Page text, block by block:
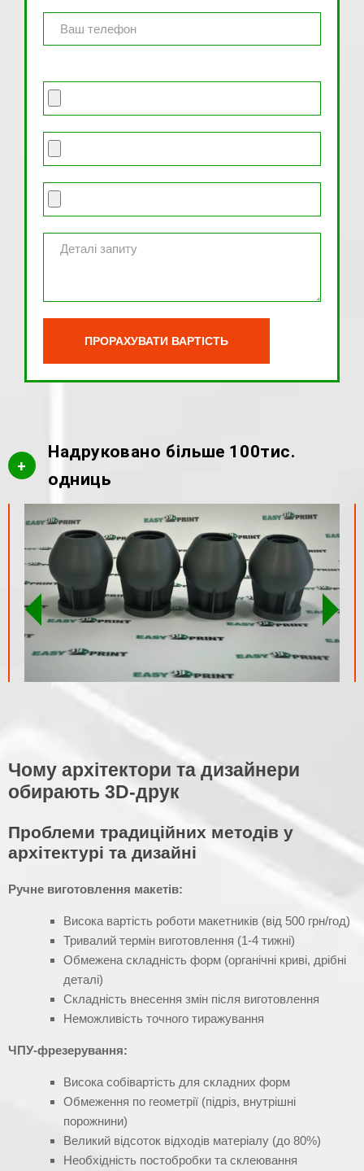
+
Надруковано більше 100тис.
одниць
Чому архітектори та дизайнери
обирають 3D-друк
Проблеми традиційних методів у
архітектурі та дизайні
Ручне виготовлення макетів:
Висока вартість роботи макетників (від 500 грн/год)
Тривалий термін виготовлення (1-4 тижні)
Обмежена складність форм (органічні криві, дрібні
деталі)
Складність внесення змін після виготовлення
Неможливість точного тиражування
ЧПУ-фрезерування:
Висока собівартість для складних форм
Обмеження по геометрії (підріз, внутрішні
порожнини)
Великий відсоток відходів матеріалу (до 80%)
Необхідність постобробки та склеювання